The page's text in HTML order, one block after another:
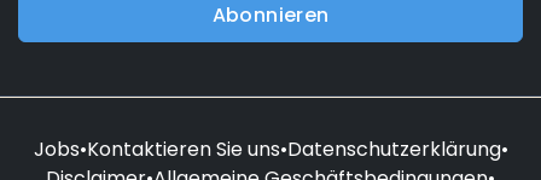
Abonnieren
Jobs•Kontaktieren Sie uns•Datenschutzerklärung•